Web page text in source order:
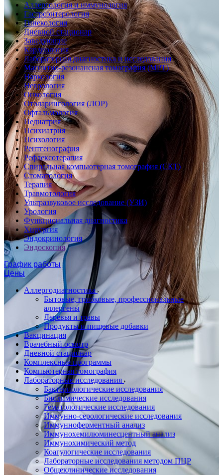
Аллергология и иммунология
Гастроэнтерология
Гинекология
Дневной стационар
Заведующие
Кардиология
Лабораторная диагностика и исследования
Магнитно-резонансная томография (МРТ)
Наркология
Неврология
Онкология
Отоларингология (ЛОР)
Офтальмология
Педиатрия
Психиатрия
Психология
Рентгенография
Рефлексотерапия
Спиральная компьютерная томография (СКТ)
Стоматология
Терапия
Травмотология
Ультразвуковое исследование (УЗИ)
Урология
Функциональная диагностика
Хирургия
Эндокринология
Эндоскопия
График работы
Цены
Аллергодиагностика
Бытовые, грибковые, профессиональные
аллергены
Деревья и травы
Продукты и пищевые добавки
Вакцинация
Врачебный осмотр
Дневной стационар
Комплексные программы
Компьютерная томография
Лабораторные исследования
Бактериологические исследования
Биохимические исследования
Гематологические исследования
Иммунно-серологические исследования
Иммунноферментный анализ
Иммунохемилюминесцентный анализ
Иммунохимический метод
Коагулогические исследования
Лабораторные исследования методом ПЦР
Общеклинические исследования